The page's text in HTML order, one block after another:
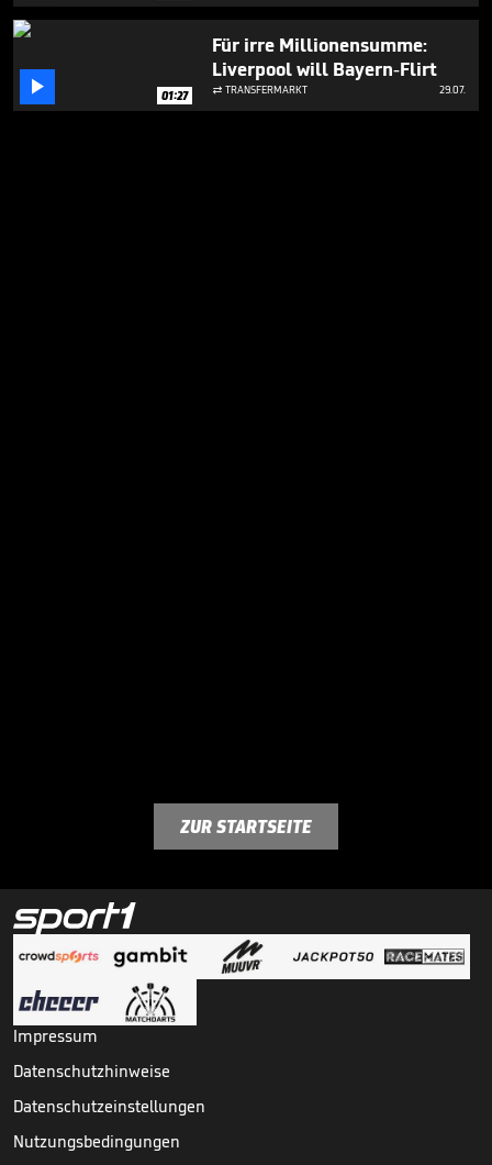
 01:27
Für irre Millionensumme:
Liverpool will Bayern-Flirt
 TRANSFERMARKT 29.07.
ZUR STARTSEITE
Impressum
Datenschutzhinweise
Datenschutzeinstellungen
Nutzungsbedingungen